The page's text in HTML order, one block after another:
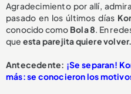
Agradecimiento por allí,
pasado en los últimos días
conocido como Bola 8. En
que esta parejita quiere volver.
Antecedente: ¡Se separan!
más: se conocieron los